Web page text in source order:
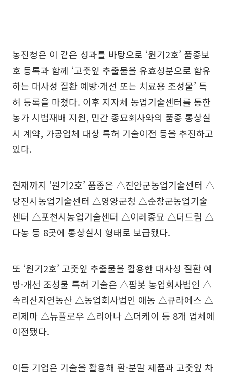
농진청은 이 같은 성과를 바탕으로 ‘원기2호’ 품종보
호 등록과 함께 ‘고춧잎 추출물을 유효성분으로 함유
하는 대사성 질환 예방·개선 또는 치료용 조성물’ 특
허 등록을 마쳤다. 이후 지자체 농업기술센터를 통한
농가 시범재배 지원, 민간 종묘회사와의 품종 통상실
시 계약, 가공업체 대상 특허 기술이전 등을 추진하고
있다.
현재까지 ‘원기2호’ 품종은 △진안군농업기술센터 △
당진시농업기술센터 △영양군청 △순창군농업기술
센터 △포천시농업기술센터 △이레종묘 △더드림 △
다농 등 8곳에 통상실시 형태로 보급됐다.
또 ‘원기2호’ 고춧잎 추출물을 활용한 대사성 질환 예
방·개선 조성물 특허 기술은 △팜봇 농업회사법인 △
속리산자연농산 △농업회사법인 애농 △큐라에스 △
리제마 △뉴플로우 △리아나 △더케이 등 8개 업체에
이전됐다.
이들 기업은 기술을 활용해 환·분말 제품과 고춧잎 차